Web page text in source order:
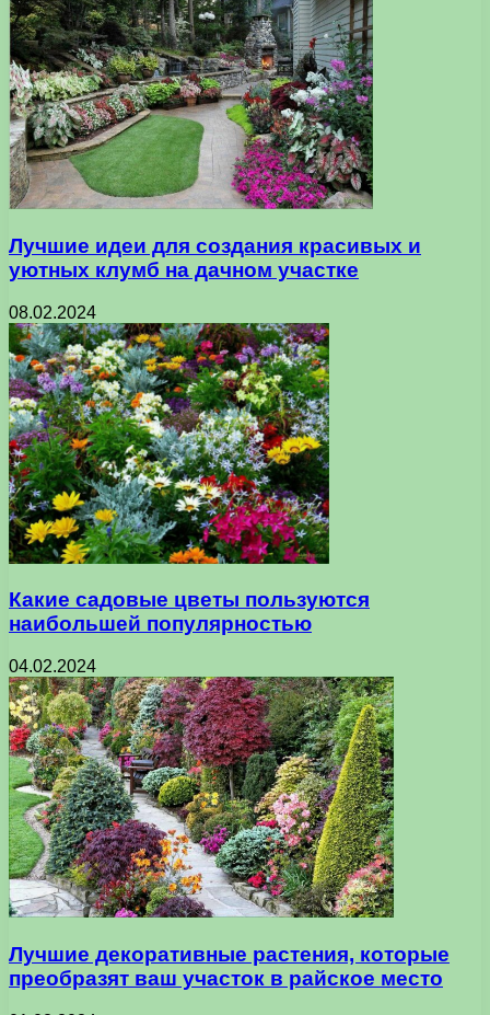
Лучшие идеи для создания красивых и
уютных клумб на дачном участке
08.02.2024
Какие садовые цветы пользуются
наибольшей популярностью
04.02.2024
Лучшие декоративные растения, которые
преобразят ваш участок в райское место